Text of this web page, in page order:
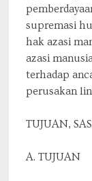
supremasi
hak azasi
azasi
terhadap
perusakan
TUJUAN,
A. TUJUAN